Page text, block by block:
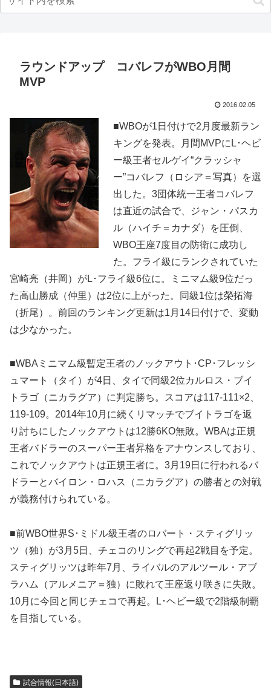
ラウンドアップ コバレフがWBO月間
MVP
2016.02.05
■WBOが1日付けで2月度最新ラン
キングを発表。月間MVPにL･ヘビ
ー級王者セルゲイ“クラッシャ
ー”コバレフ（ロシア＝写真）を選
出した。3団体統一王者コバレフ
は直近の試合で、ジャン・パスカ
ル（ハイチ＝カナダ）を圧倒、
WBO王座7度目の防衛に成功し
た。フライ級にランクされていた
宮崎亮（井岡）がL･フライ級6位に。ミニマム級9位だっ
た高山勝成（仲里）は2位に上がった。同級1位は榮拓海
（折尾）。前回のランキング更新は1月14日付けで、変動
は少なかった。
■WBAミニマム級暫定王者のノックアウト･CP･フレッシ
ュマート（タイ）が4日、タイで同級2位カルロス・ブイ
トラゴ（ニカラグア）に判定勝ち。スコアは117-111×2、
119-109。2014年10月に続くリマッチでブイトラゴを返
り討ちにしたノックアウトは12勝6KO無敗。WBAは正規
王者バドラーのスーパー王者昇格をアナウンスしており、
これでノックアウトは正規王者に。3月19日に行われるバ
ドラーとバイロン・ロハス（ニカラグア）の勝者との対戦
が義務付けられている。
■前WBO世界S･ミドル級王者のロバート・スティグリッ
ツ（独）が3月5日、チェコのリングで再起2戦目を予定。
スティグリッツは昨年7月、ライバルのアルツール・アブ
ラハム（アルメニア＝独）に敗れて王座返り咲きに失敗。
10月に今回と同じチェコで再起。L･ヘビー級で2階級制覇
を目指している。
試合情報(日本語)